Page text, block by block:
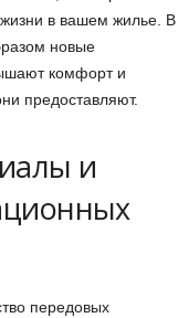
в вашем жилье. В
новые
комфорт и
предоставляют.
и
передовых